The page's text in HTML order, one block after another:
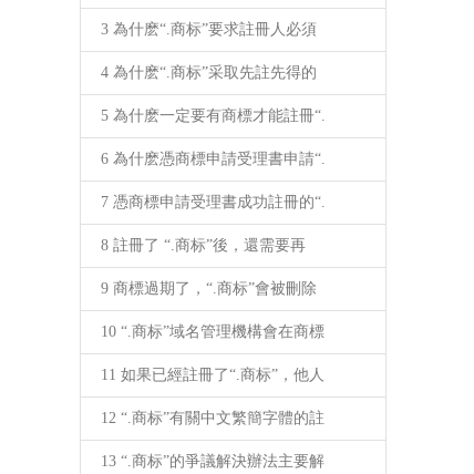
3 為什麽“.商标”要求註冊人必須
4 為什麽“.商标”采取先註先得的
5 為什麽一定要有商標才能註冊“.
6 為什麽憑商標申請受理書申請“.
7 憑商標申請受理書成功註冊的“.
8 註冊了 “.商标”後，還需要再
9 商標過期了，“.商标”會被刪除
10 “.商标”域名管理機構會在商標
11 如果已經註冊了“.商标”，他人
12 “.商标”有關中文繁簡字體的註
13 “.商标”的爭議解決辦法主要解